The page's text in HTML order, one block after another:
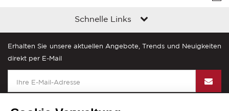
Schnelle Links
Erhalten Sie unsere aktuellen Angebote, Trends und Neuigkeiten
direkt per E-Mail